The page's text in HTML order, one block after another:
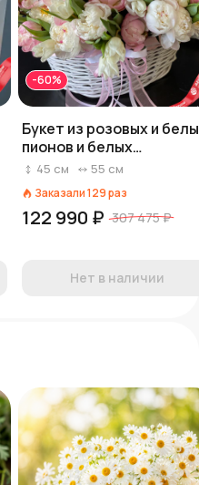
-60%
Букет из розовых и
пионов и белых
тюльпанов
45 см 55 см
Заказали129раз
122 990 ₽ 307 475 ₽
Нет в наличии